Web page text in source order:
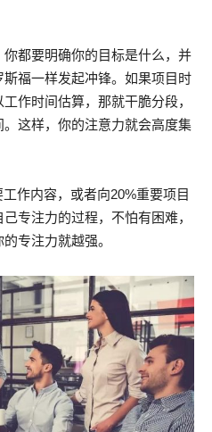
都要明确你的目标是什么，并
福一样发起冲锋。如果项目时
作时间估算，那就干脆分段，
这样，你的注意力就会高度集
作内容，或者向20%重要项目
专注力的过程，不怕有困难，
专注力就越强。